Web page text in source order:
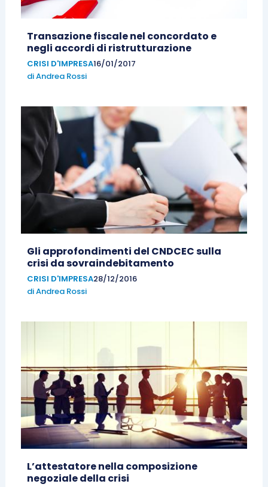
Transazione fiscale nel concordato e
negli accordi di ristrutturazione
CRISI D'IMPRESA16/01/2017
diAndrea Rossi
Gli approfondimenti del CNDCEC sulla
crisi da sovraindebitamento
CRISI D'IMPRESA28/12/2016
diAndrea Rossi
L’attestatore nella composizione
negoziale della crisi